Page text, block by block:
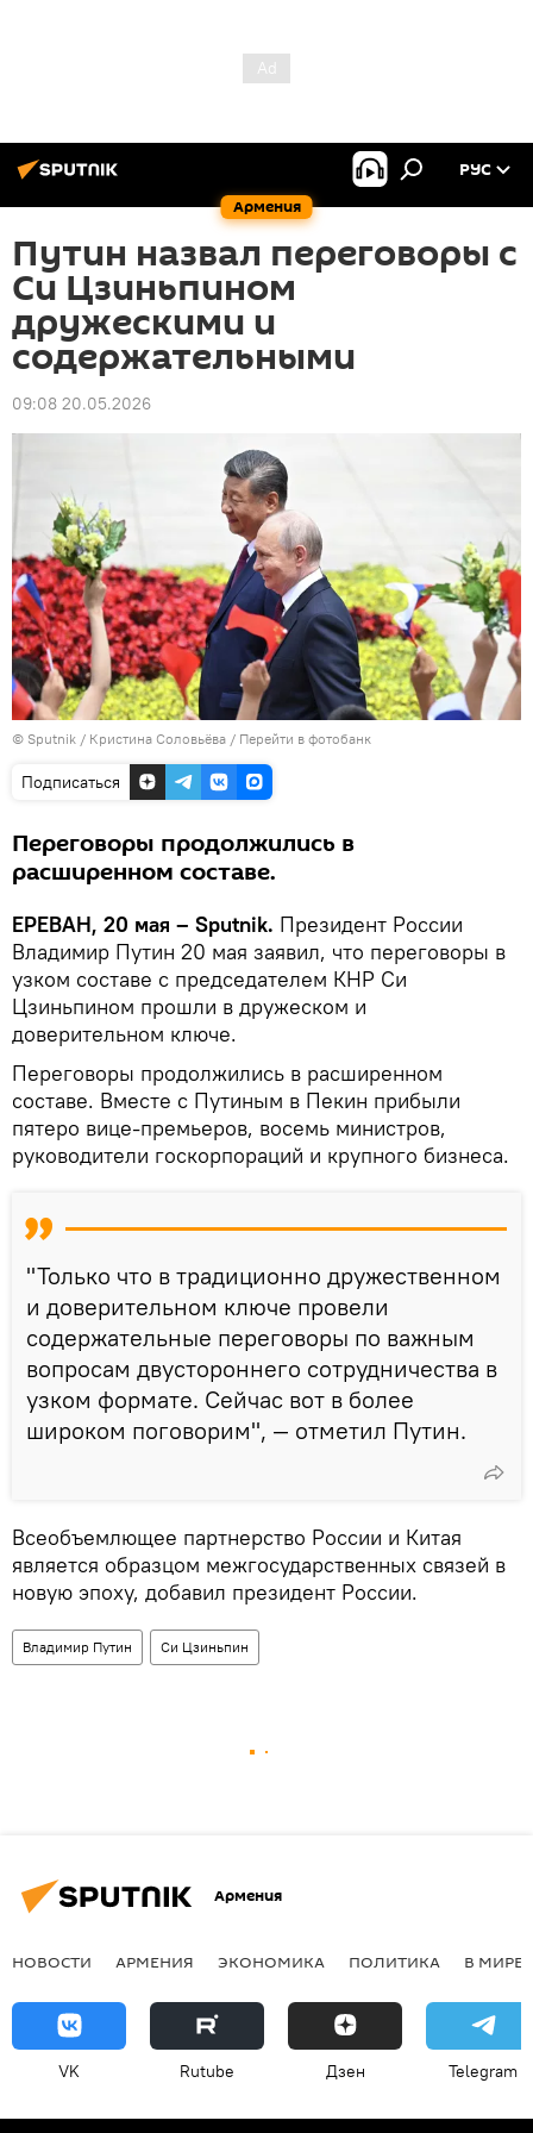
Армения
РУС
Путин назвал переговоры с
Си Цзиньпином
дружескими и
содержательными
09:08 20.05.2026
© Sputnik / Кристина Соловьёва / Перейти в фотобанк
Подписаться
Переговоры продолжились в
расширенном составе.
ЕРЕВАН, 20 мая – Sputnik. Президент России
Владимир Путин 20 мая заявил, что переговоры в
узком составе с председателем КНР Си
Цзиньпином прошли в дружеском и
доверительном ключе.
Переговоры продолжились в расширенном
составе. Вместе с Путиным в Пекин прибыли
пятеро вице-премьеров, восемь министров,
руководители госкорпораций и крупного бизнеса.
"Только что в традиционно дружественном
и доверительном ключе провели
содержательные переговоры по важным
вопросам двустороннего сотрудничества в
узком формате. Сейчас вот в более
широком поговорим", — отметил Путин.
Всеобъемлющее партнерство России и Китая
является образцом межгосударственных связей в
новую эпоху, добавил президент России.
Владимир Путин Си Цзиньпин
Армения
НОВОСТИ АРМЕНИЯ ЭКОНОМИКА ПОЛИТИКА В МИРЕ
VK Rutube Дзен Telegram